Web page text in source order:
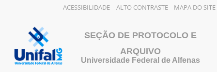
ACESSIBILIDADE ALTO CONTRASTE MAPA DO SITE
conteúdo
SEÇÃO DE PROTOCOLO E
ARQUIVO
Universidade Federal de Alfenas